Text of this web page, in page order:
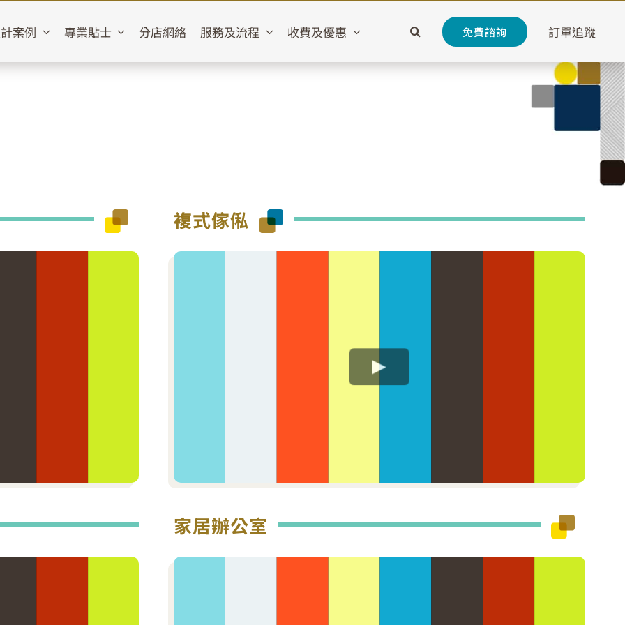
案例 專業貼士 分店網絡 服務及流程 收費及優惠 免費諮詢 訂單追蹤
複式傢俬
家居辦公室